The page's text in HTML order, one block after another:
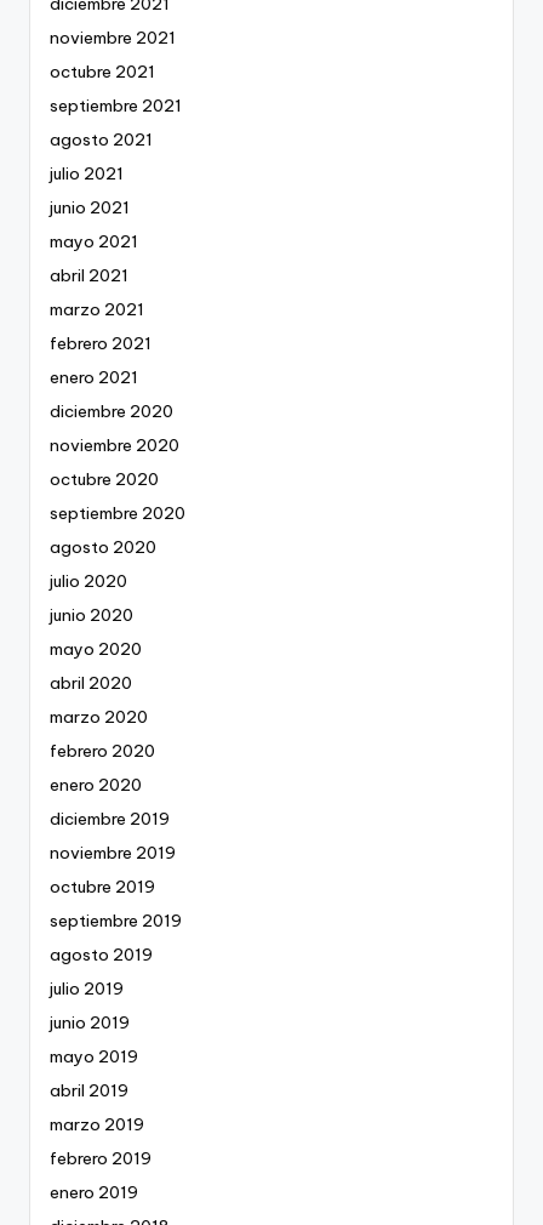
noviembre 2021
octubre 2021
septiembre 2021
agosto 2021
julio 2021
junio 2021
mayo 2021
abril 2021
marzo 2021
febrero 2021
enero 2021
diciembre 2020
noviembre 2020
octubre 2020
septiembre 2020
agosto 2020
julio 2020
junio 2020
mayo 2020
abril 2020
marzo 2020
febrero 2020
enero 2020
diciembre 2019
noviembre 2019
octubre 2019
septiembre 2019
agosto 2019
julio 2019
junio 2019
mayo 2019
abril 2019
marzo 2019
febrero 2019
enero 2019